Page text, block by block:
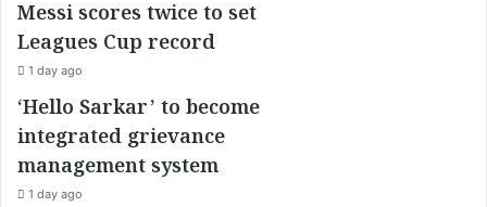
Messi scores twice to set
Leagues Cup record
1 day ago
‘Hello Sarkar’ to become
integrated grievance
management system
1 day ago